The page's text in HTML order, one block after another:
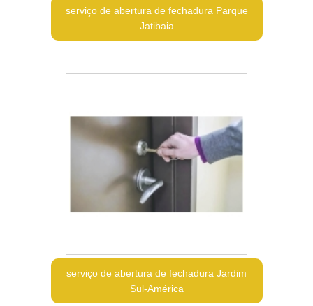
serviço de abertura de fechadura Parque
Jatibaia
serviço de abertura de fechadura Jardim
Sul-América